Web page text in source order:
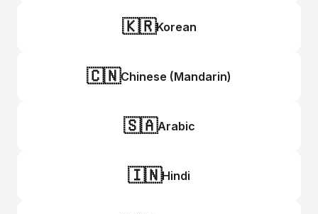
🇰🇷Korean
🇨🇳Chinese (Mandarin)
🇸🇦Arabic
🇮🇳Hindi